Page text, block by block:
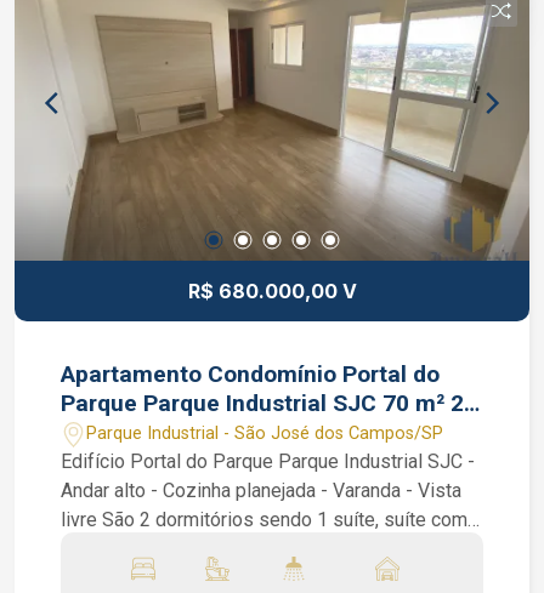
R$ 680.000,00 V
Apartamento Condomínio Portal do
Parque Parque Industrial SJC 70 m² 2
dormitórios 1 suíte
Parque Industrial - São José dos Campos/SP
Edifício Portal do Parque Parque Industrial SJC -
Andar alto - Cozinha planejada - Varanda - Vista
livre São 2 dormitórios sendo 1 suíte, suíte com
armários planejados, sala de 2 ambientes, ampla